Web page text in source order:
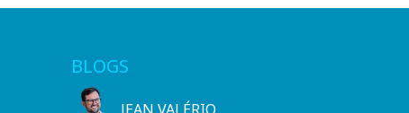
BLOGS